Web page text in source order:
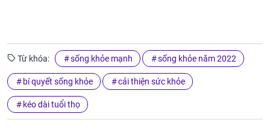
Từ khóa: sống khỏe mạnh sống khỏe năm 2022
bí quyết sống khỏe cải thiện sức khỏe
kéo dài tuổi thọ